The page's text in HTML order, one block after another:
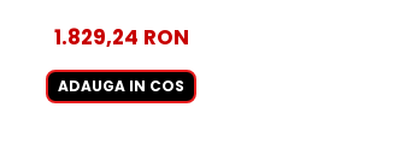
1.829,24 RON
ADAUGA IN COS